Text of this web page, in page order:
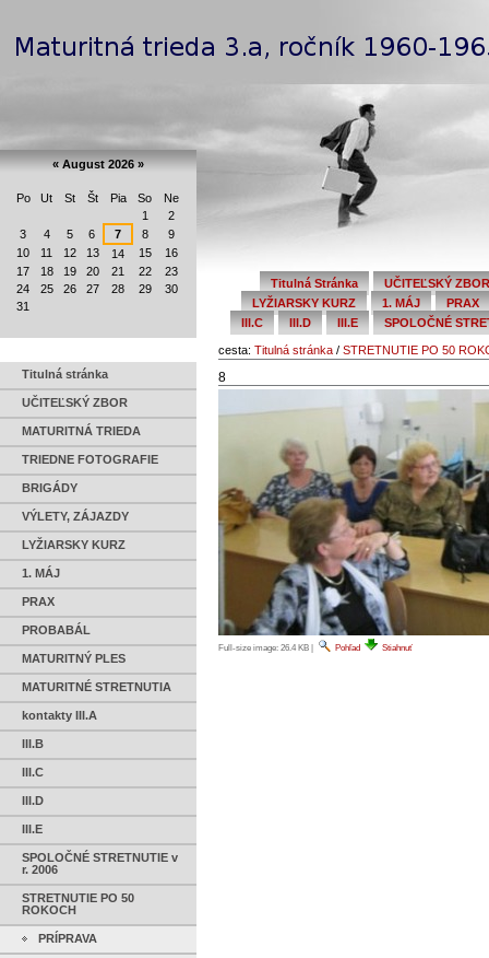
Titulná Stránka
UČITEĽSKÝ ZBOR
LYŽIARSKY KURZ
1. MÁJ
PRAX
III.C
III.D III.E SPOLOČNÉ
cesta: Titulná stránka / STRETNUTIE PO 50
8
Full-size image: 26.4 KB | Pohľad Stiahnuť
«August 2026»
Po Ut St Št Pia So
Ne
1
2
3
4 5 6 7 8
9
10
11 12 13 14 15
16
17
18 19 20 21 22
23
24
25 26 27 28 29
30
31
Titulná stránka
UČITEĽSKÝ ZBOR
MATURITNÁ TRIEDA
TRIEDNE FOTOGRAFIE
BRIGÁDY
VÝLETY, ZÁJAZDY
LYŽIARSKY KURZ
1. MÁJ
PRAX
PROBABÁL
MATURITNÝ PLES
MATURITNÉ STRETNUTIA
kontakty III.A
III.B
III.C
III.D
III.E
SPOLOČNÉ STRETNUTIE v
r. 2006
STRETNUTIE PO 50
ROKOCH
PRÍPRAVA